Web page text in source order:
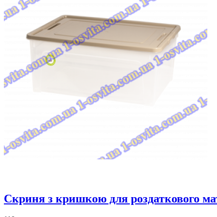
Скриня з кришкою для роздаткового